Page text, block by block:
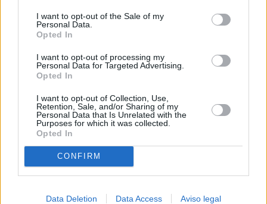
cualquier momento entrando de nuevo en este sitio web o
visitando nuestra política de privacidad.
I want to opt-out of the Sale of my
Personal Data.
Opted In
I want to opt-out of processing my
Personal Data for Targeted Advertising.
Opted In
I want to opt-out of Collection, Use,
Retention, Sale, and/or Sharing of my
Personal Data that Is Unrelated with the
Purposes for which it was collected.
Opted In
CONFIRM
Data Deletion Data Access Aviso legal